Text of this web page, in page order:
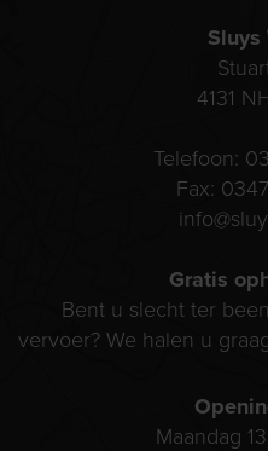
Sluys
4131
Telefoon:
Fax:
Gratis
Bent u slecht ter
vervoer? We halen u
Maandag